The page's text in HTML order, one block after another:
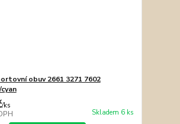
obuv 2661 3271 7602
/ks
Skladem 6 ks